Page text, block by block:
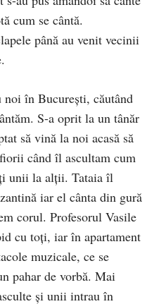
cum se cântă.
până au venit vecinii
noi în Bucureşti, căutând
S-a oprit la un tânăr
să vină la noi acasă să
când îl ascultam cum
unii la alţii. Tataia îl
iar el cânta din gură
corul. Profesorul Vasile
cu toţi, iar în apartament
muzicale, ce se
pahar de vorbă. Mai
şi unii intrau în